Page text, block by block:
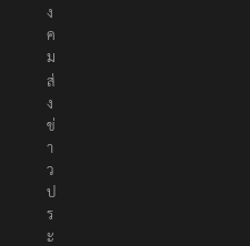
ง
ค
ม
ส่
ง
ข่
า
ว
ป
ร
ะ